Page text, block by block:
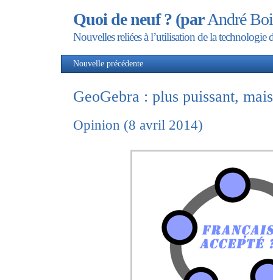
Quoi de neuf ? (parAndré
Nouvelles reliées à l’utilisation de la technologie
Nouvelle précédente
GeoGebra : plus puissant,
Opinion (8 avril 2014)